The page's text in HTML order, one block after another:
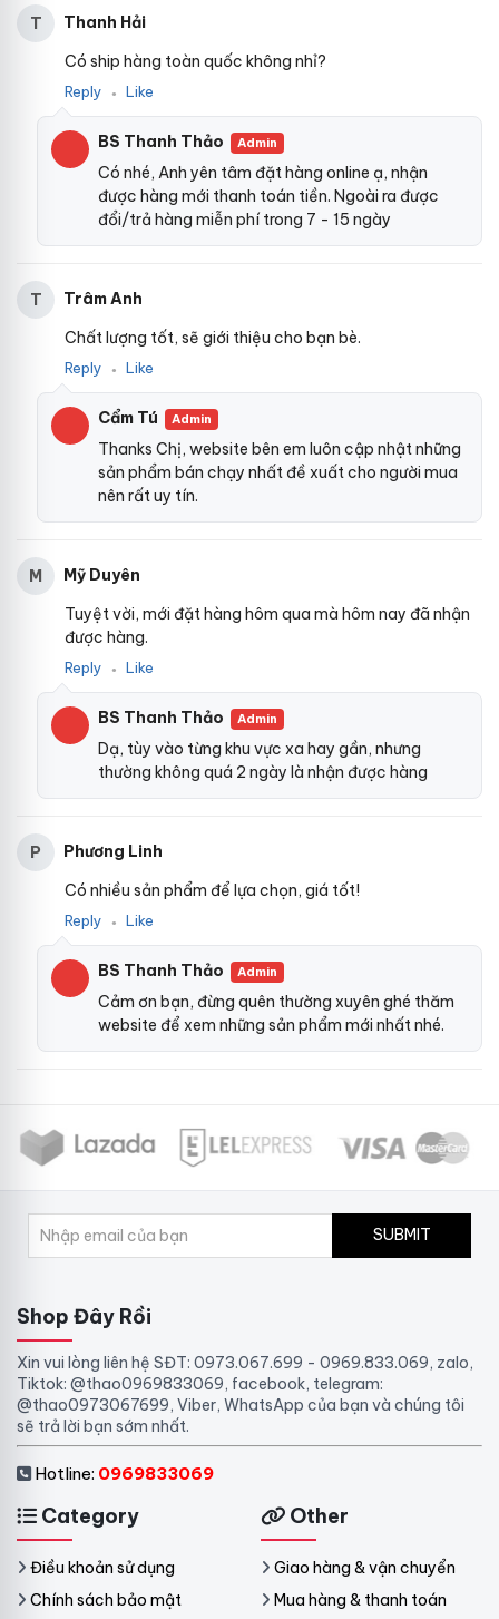
T
Thanh Hải
Có ship hàng toàn quốc không nhỉ?
Reply ● Like
BS Thanh Thảo Admin
Có nhé, Anh yên tâm đặt hàng online ạ, nhận
được hàng mới thanh toán tiền. Ngoài ra được
đổi/trả hàng miễn phí trong 7 - 15 ngày
T
Trâm Anh
Chất lượng tốt, sẽ giới thiệu cho bạn bè.
Reply ● Like
Cẩm Tú Admin
Thanks Chị, website bên em luôn cập nhật những
sản phẩm bán chạy nhất đề xuất cho người mua
nên rất uy tín.
M
Mỹ Duyên
Tuyệt vời, mới đặt hàng hôm qua mà hôm nay đã nhận
được hàng.
Reply ● Like
BS Thanh Thảo Admin
Dạ, tùy vào từng khu vực xa hay gần, nhưng
thường không quá 2 ngày là nhận được hàng
P
Phương Linh
Có nhiều sản phẩm để lựa chọn, giá tốt!
Reply ● Like
BS Thanh Thảo Admin
Cảm ơn bạn, đừng quên thường xuyên ghé thăm
website để xem những sản phẩm mới nhất nhé.
SUBMIT
Shop Đây Rồi
Xin vui lòng liên hệ SĐT: 0973.067.699 - 0969.833.069, zalo,
Tiktok: @thao0969833069, facebook, telegram:
@thao0973067699, Viber, WhatsApp của bạn và chúng tôi
sẽ trả lời bạn sớm nhất.
Hotline: 0969833069
Category
Điều khoản sử dụng
Chính sách bảo mật
Other
Giao hàng & vận chuyển
Mua hàng & thanh toán